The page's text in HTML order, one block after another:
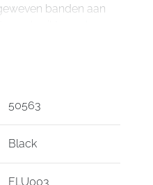
banden aan
wanneer deze niet
te houden
is voorzien van het
Lite™-harnas, dat
waardoor het de
50563
Black
FLU003